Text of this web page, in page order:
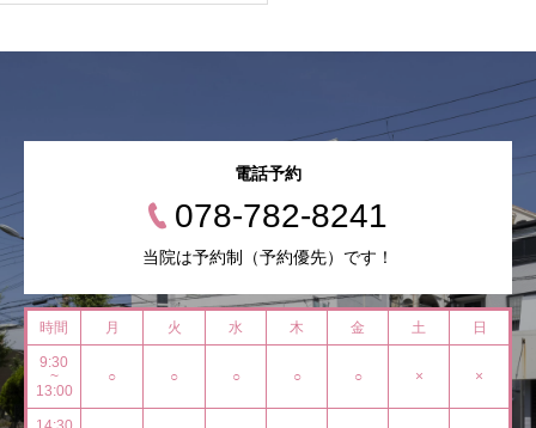
電話予約
078-782-8241
当院は予約制（予約優先）です！
時間 月 火 水 木 金 土 日
9:30
~
13:00
○ ○ ○ ○ ○ × ×